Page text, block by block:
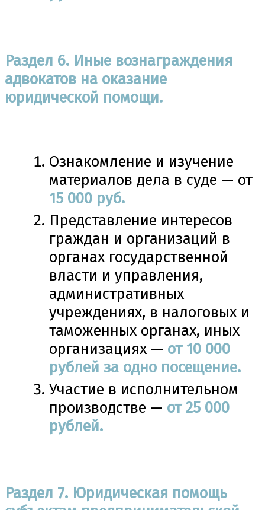
Раздел 6. Иные вознаграждения
адвокатов на оказание
юридической помощи.
Ознакомление и изучение
материалов дела в суде — от
15 000 руб.
Представление интересов
граждан и организаций в
органах государственной
власти и управления,
административных
учреждениях, в налоговых и
таможенных органах, иных
организациях — от 10 000
рублей за одно посещение.
Участие в исполнительном
производстве — от 25 000
рублей.
Раздел 7. Юридическая помощь